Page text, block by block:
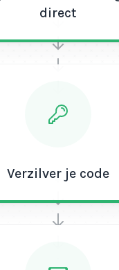
direct
Verzilver je code